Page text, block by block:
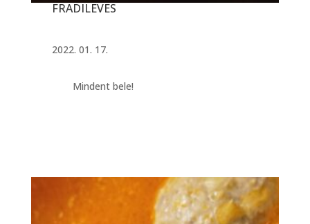
FRADILEVES
2022. 01. 17.
Mindent bele!